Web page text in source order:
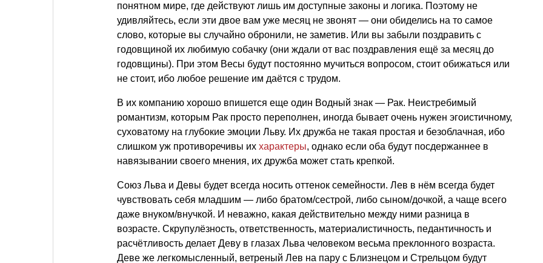
понятном мире, где действуют лишь им доступные законы и логика. Поэтому не
удивляйтесь, если эти двое вам уже месяц не звонят — они обиделись на то самое
слово, которые вы случайно обронили, не заметив. Или вы забыли поздравить с
годовщиной их любимую собачку (они ждали от вас поздравления ещё за месяц до
годовщины). При этом Весы будут постоянно мучиться вопросом, стоит обижаться или
не стоит, ибо любое решение им даётся с трудом.
В их компанию хорошо впишется еще один Водный знак — Рак. Неистребимый
романтизм, которым Рак просто переполнен, иногда бывает очень нужен эгоистичному,
суховатому на глубокие эмоции Льву. Их дружба не такая простая и безоблачная, ибо
слишком уж противоречивы их характеры, однако если оба будут посдержаннее в
навязывании своего мнения, их дружба может стать крепкой.
Союз Льва и Девы будет всегда носить оттенок семейности. Лев в нём всегда будет
чувствовать себя младшим — либо братом/сестрой, либо сыном/дочкой, а чаще всего
даже внуком/внучкой. И неважно, какая действительно между ними разница в
возрасте. Скрупулёзность, ответственность, материалистичность, педантичность и
расчётливость делает Деву в глазах Льва человеком весьма преклонного возраста.
Деве же легкомысленный, ветреный Лев на пару с Близнецом и Стрельцом будут